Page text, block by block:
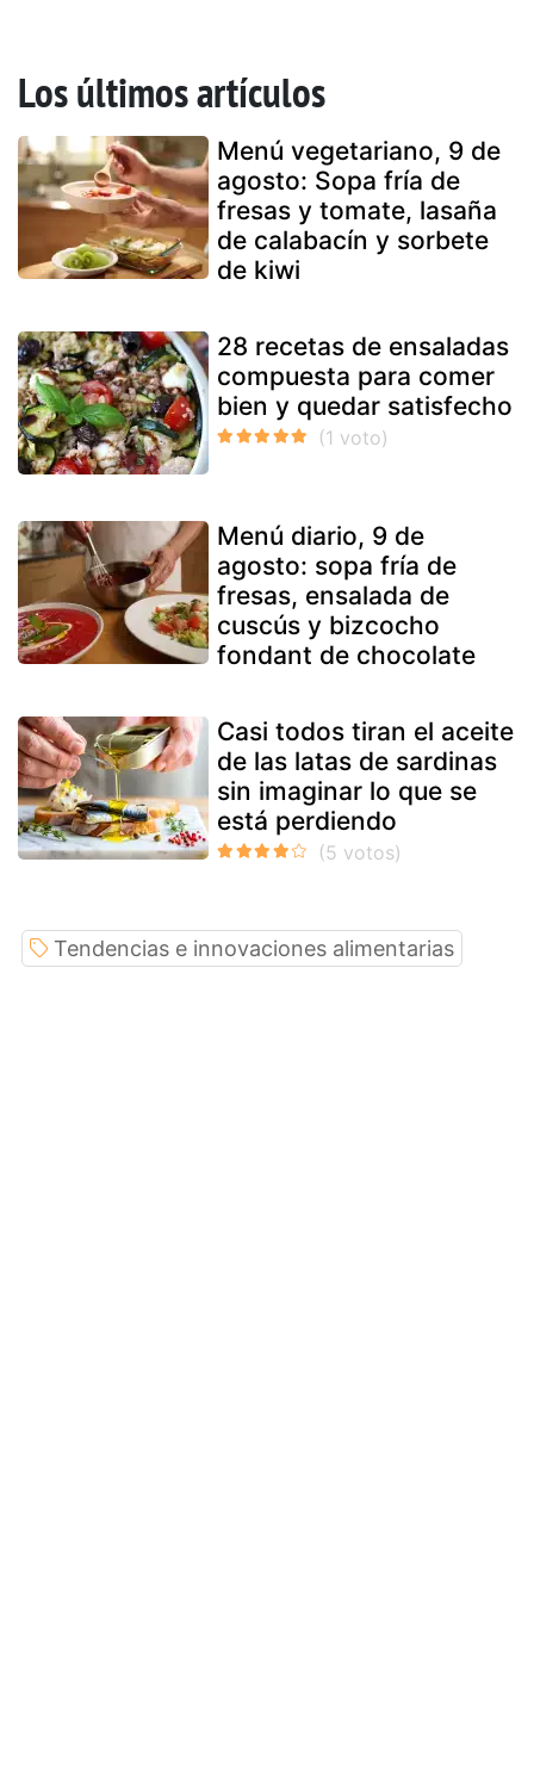
Los últimos artículos
Menú vegetariano, 9 de
agosto: Sopa fría de
fresas y tomate, lasaña
de calabacín y sorbete
de kiwi
28 recetas de ensaladas
compuesta para comer
bien y quedar satisfecho
Menú diario, 9 de
agosto: sopa fría de
fresas, ensalada de
cuscús y bizcocho
fondant de chocolate
Casi todos tiran el aceite
de las latas de sardinas
sin imaginar lo que se
está perdiendo
Tendencias e innovaciones alimentarias